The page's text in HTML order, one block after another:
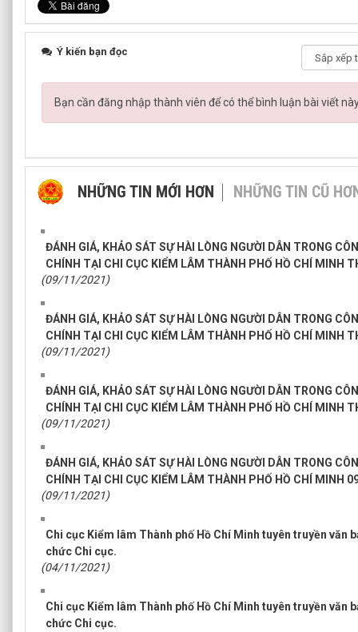
Ý kiến bạn đọc
Bạn cần đăng nhập thành viên để có thể bình luận bài viết
NHỮNG TIN MỚI HƠN NHỮNG TIN CŨ
ĐÁNH GIÁ, KHẢO SÁT SỰ HÀI LÒNG NGƯỜI DÂN TRONG
CHÍNH TẠI CHI CỤC KIỂM LÂM THÀNH PHỐ HỒ CHÍ MINH
(09/11/2021)
ĐÁNH GIÁ, KHẢO SÁT SỰ HÀI LÒNG NGƯỜI DÂN TRONG
CHÍNH TẠI CHI CỤC KIỂM LÂM THÀNH PHỐ HỒ CHÍ MINH
(09/11/2021)
ĐÁNH GIÁ, KHẢO SÁT SỰ HÀI LÒNG NGƯỜI DÂN TRONG
CHÍNH TẠI CHI CỤC KIỂM LÂM THÀNH PHỐ HỒ CHÍ MINH
(09/11/2021)
ĐÁNH GIÁ, KHẢO SÁT SỰ HÀI LÒNG NGƯỜI DÂN TRONG
CHÍNH TẠI CHI CỤC KIỂM LÂM THÀNH PHỐ HỒ CHÍ MINH
(09/11/2021)
Chi cục Kiểm lâm Thành phố Hồ Chí Minh tuyên truyền văn
chức Chi cục.
(04/11/2021)
Chi cục Kiểm lâm Thành phố Hồ Chí Minh tuyên truyền văn
chức Chi cục.